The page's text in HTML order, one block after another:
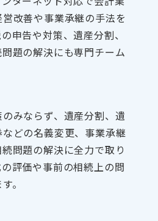
改善や事業承継の手法を
申告や対策、遺産分割、
題の解決にも専門チーム
みならず、遺産分割、遺
どの名義変更、事業承継
問題の解決に全力で取り
評価や事前の相続上の問
。